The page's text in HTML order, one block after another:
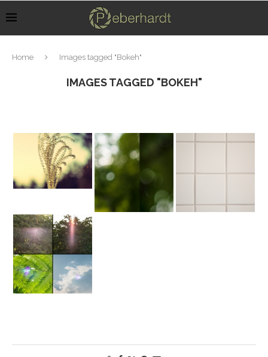
Home Images tagged "Bokeh"
IMAGES TAGGED "BOKEH"